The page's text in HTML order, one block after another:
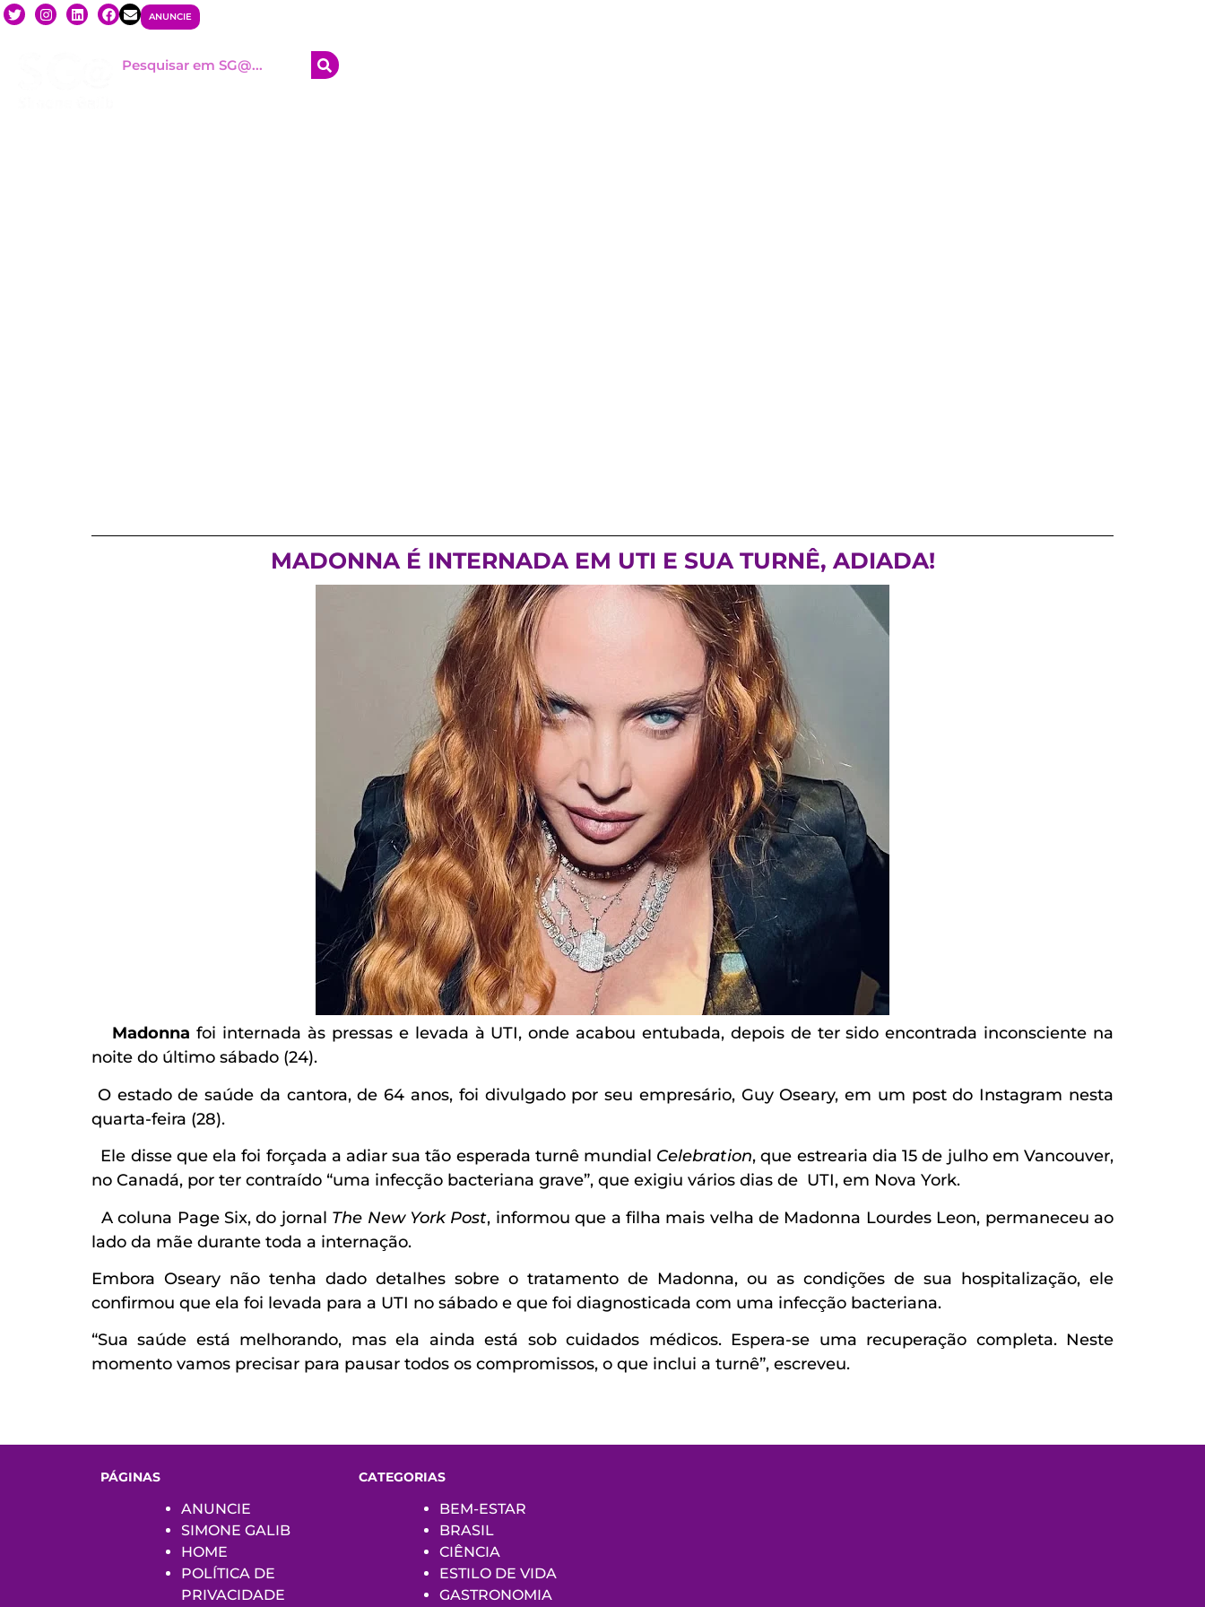
ANUNCIE
MADONNA É INTERNADA EM UTI E SUA TURNÊ, ADIADA!
Madonna foi internada às pressas e levada à UTI, onde acabou entubada, depois de ter sido encontrada inconsciente na
noite do último sábado (24).
O estado de saúde da cantora, de 64 anos, foi divulgado por seu empresário, Guy Oseary, em um post do Instagram nesta
quarta-feira (28).
Ele disse que ela foi forçada a adiar sua tão esperada turnê mundial Celebration, que estrearia dia 15 de julho em Vancouver,
no Canadá, por ter contraído “uma infecção bacteriana grave”, que exigiu vários dias de UTI, em Nova York.
A coluna Page Six, do jornal The New York Post, informou que a filha mais velha de Madonna Lourdes Leon, permaneceu ao
lado da mãe durante toda a internação.
Embora Oseary não tenha dado detalhes sobre o tratamento de Madonna, ou as condições de sua hospitalização, ele
confirmou que ela foi levada para a UTI no sábado e que foi diagnosticada com uma infecção bacteriana.
“Sua saúde está melhorando, mas ela ainda está sob cuidados médicos. Espera-se uma recuperação completa. Neste
momento vamos precisar para pausar todos os compromissos, o que inclui a turnê”, escreveu.
PÁGINAS
ANUNCIE
SIMONE GALIB
HOME
POLÍTICA DE
PRIVACIDADE
CATEGORIAS
BEM-ESTAR
BRASIL
CIÊNCIA
ESTILO DE VIDA
GASTRONOMIA